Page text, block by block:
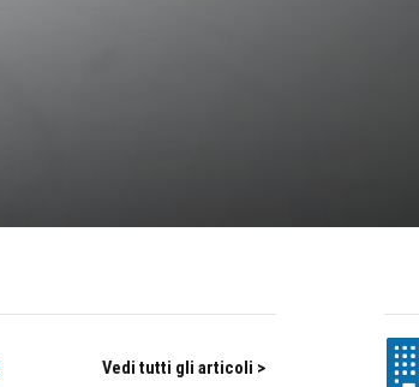
Vedi tutti gli articoli >